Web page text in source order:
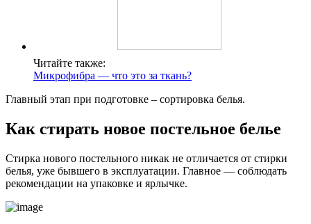
Читайте также:
Микрофибра — что это за ткань?
Главный этап при подготовке – сортировка белья.
Как стирать новое постельное белье
Стирка нового постельного никак не отличается от стирки
белья, уже бывшего в эксплуатации. Главное — соблюдать
рекомендации на упаковке и ярлычке.